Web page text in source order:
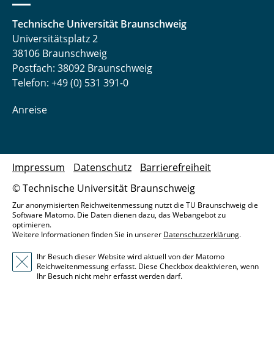
Technische Universität Braunschweig
Universitätsplatz 2
38106 Braunschweig
Postfach: 38092 Braunschweig
Telefon: +49 (0) 531 391-0
Anreise
© Technische Universität Braunschweig
Impressum Datenschutz Barrierefreiheit
Zur anonymisierten Reichweitenmessung nutzt die TU Braunschweig die
Software Matomo. Die Daten dienen dazu, das Webangebot zu
optimieren.
Weitere Informationen finden Sie in unserer Datenschutzerklärung.
Ihr Besuch dieser Website wird aktuell von der Matomo
Reichweitenmessung erfasst. Diese Checkbox deaktivieren, wenn
Ihr Besuch nicht mehr erfasst werden darf.